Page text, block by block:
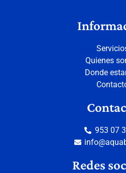
Quienes
Donde
953 07
Redes